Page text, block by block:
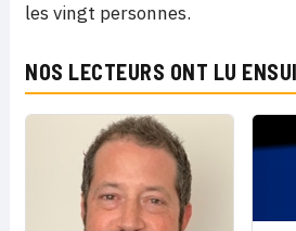
les vingt personnes.
NOS LECTEURS ONT LU